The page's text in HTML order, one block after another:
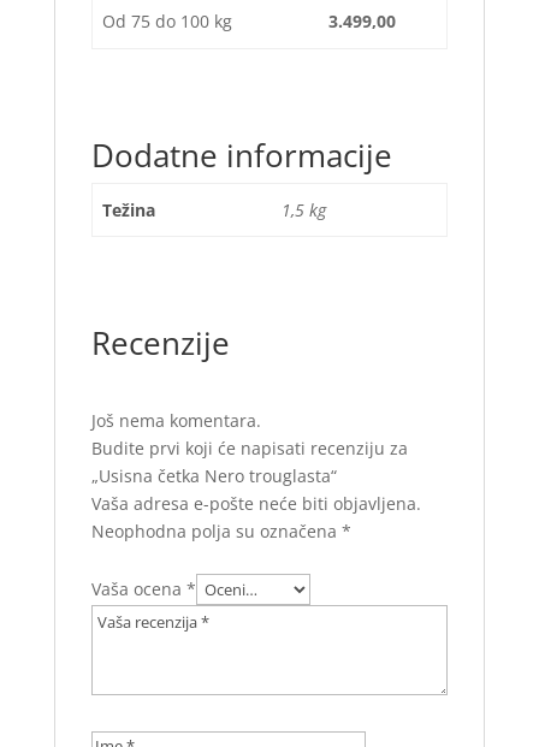
Od 75 do 100 kg 3.499,00
Dodatne informacije
Težina 1,5 kg
Recenzije
Još nema komentara.
Budite prvi koji će napisati recenziju za
„Usisna četka Nero trouglasta“
Vaša adresa e-pošte neće biti objavljena.
Neophodna polja su označena *
Vaša ocena *